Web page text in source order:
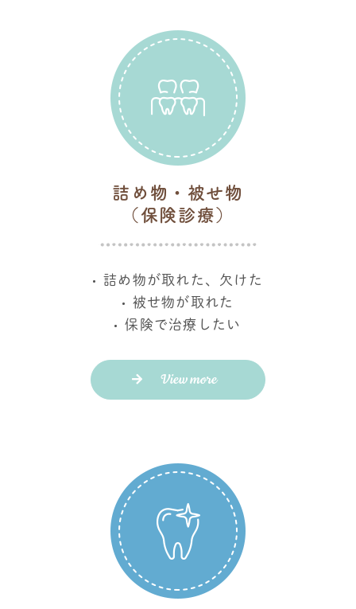
詰め物・被せ物
（保険診療）
詰め物が取れた、欠けた
被せ物が取れた
保険で治療したい
View more